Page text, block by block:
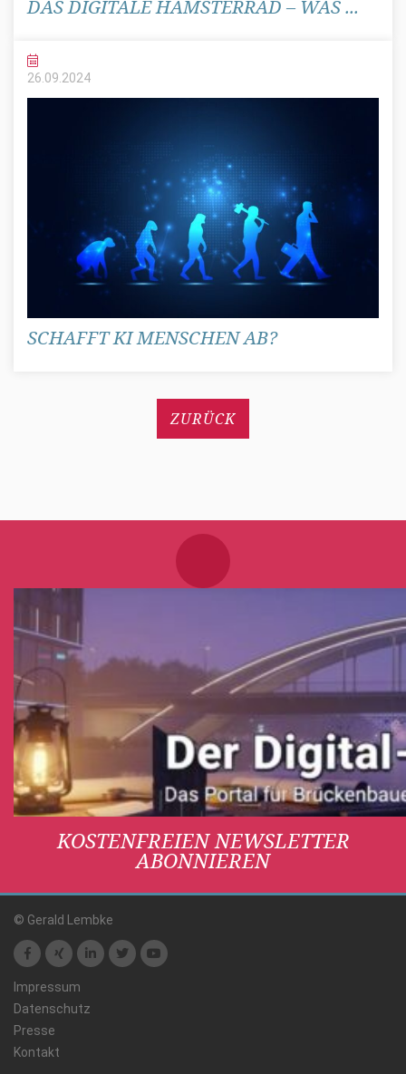
DAS DIGITALE HAMSTERRAD – WAS ...
26.09. 2024
SCHAFFT KI MENSCHEN AB?
ZURÜCK
KOSTENFREIEN NEWSLETTER
ABONNIEREN
© Gerald Lembke
Impressum
Datenschutz
Presse
Kontakt